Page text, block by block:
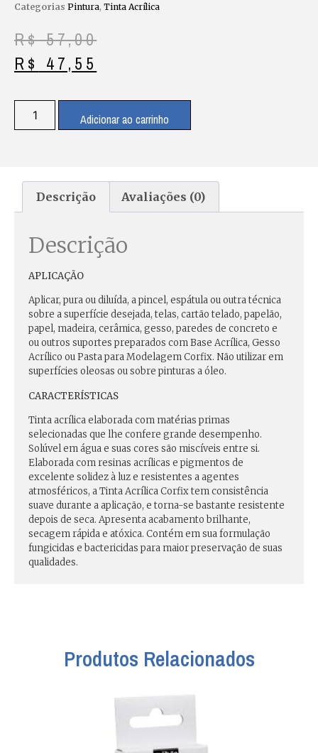
Categorias Pintura, Tinta Acrílica
R$57,00
R$ 47,55
Adicionar ao carrinho
Descrição Avaliações (0)
Descrição
APLICAÇÃO
Aplicar, pura ou diluída, a pincel, espátula ou outra técnica
sobre a superfície desejada, telas, cartão telado, papelão,
papel, madeira, cerâmica, gesso, paredes de concreto e
ou outros suportes preparados com Base Acrílica, Gesso
Acrílico ou Pasta para Modelagem Corfix. Não utilizar em
superfícies oleosas ou sobre pinturas a óleo.
CARACTERÍSTICAS
Tinta acrílica elaborada com matérias primas
selecionadas que lhe confere grande desempenho.
Solúvel em água e suas cores são miscíveis entre si.
Elaborada com resinas acrílicas e pigmentos de
excelente solidez à luz e resistentes a agentes
atmosféricos, a Tinta Acrílica Corfix tem consistência
suave durante a aplicação, e torna-se bastante resistente
depois de seca. Apresenta acabamento brilhante,
secagem rápida e atóxica. Contém em sua formulação
fungicidas e bactericidas para maior preservação de suas
qualidades.
Produtos Relacionados